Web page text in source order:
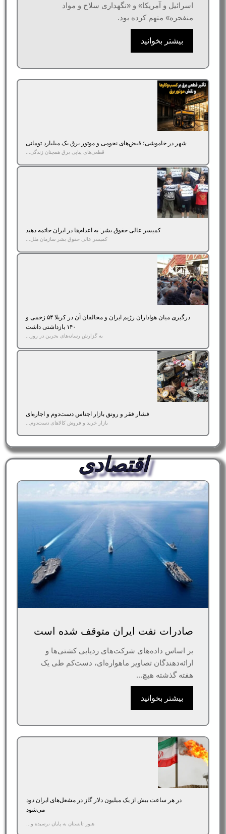
اسرائیل و آمریکا» و «نگهداری سلاح و مواد
منفجره» متهم کرده بود.
بیشتر بخوانید
شهر در خاموشی؛ قبض‌های نجومی و موتور برق یک میلیارد تومانی
قطعی‌های پیاپی برق همچنان زندگی...
کمیسر عالی حقوق بشر: به اعدام‌ها در ایران خاتمه دهید
کمیسر عالی حقوق بشر سازمان ملل...
درگیری میان هواداران رژیم ایران و مخالفان آن در کربلا ۵۴ زخمی و
۱۴۰ بازداشتی داشت
به گزارش رسانه‌های بحرین در روز...
فشار فقر و رونق بازار اجناس دست‌دوم و اجاره‌ای
بازار خرید و فروش کالاهای دست‌دوم...
اقتصادی
صادرات نفت ایران متوقف شده است
بر اساس داده‌های شرکت‌های ردیابی کشتی‌ها و
ارائه‌دهندگان تصاویر ماهواره‌ای، دست‌کم طی یک
هفته گذشته هیچ...
بیشتر بخوانید
در هر ساعت بیش از یک میلیون دلار گاز در مشعل‌های ایران دود
می‌شود
هنوز تابستان به پایان نرسیده و...